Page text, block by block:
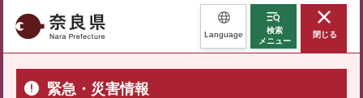
奈良県 Language
検索
メニュー
閉じる
緊急・災害情報